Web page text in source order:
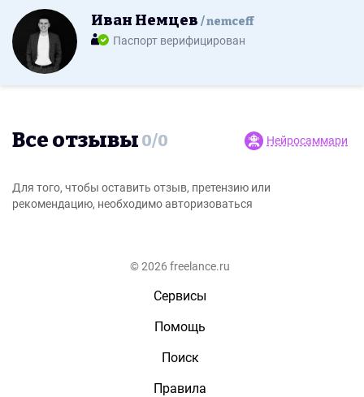
Иван Немцев nemceff
Паспорт верифицирован
Все отзывы 0/0 Нейросаммари
Для того, чтобы оставить отзыв, претензию или
рекомендацию, необходимо авторизоваться
© 2026 freelance.ru
Сервисы
Помощь
Поиск
Правила